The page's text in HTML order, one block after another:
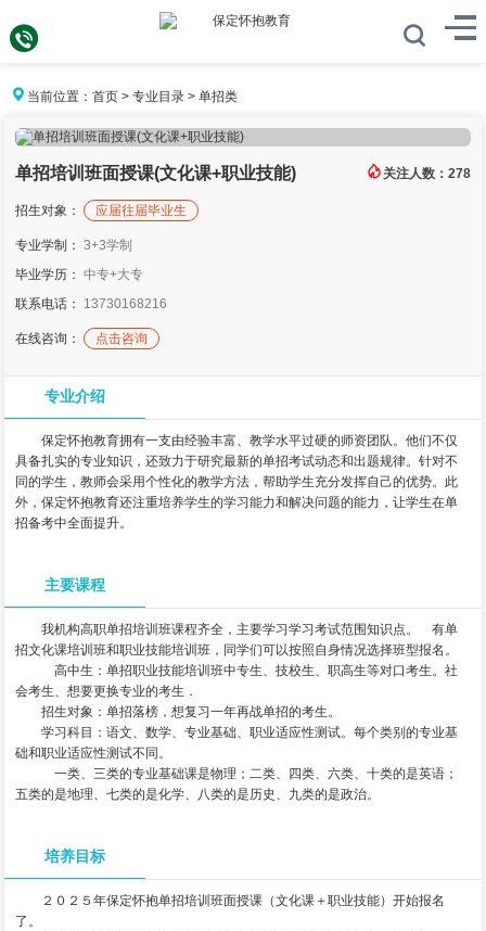
当前位置：首页 >专业目录 >单招类
关注人数： 278
单招培训班面授课(文化课+职业技能)
招生对象： 应届往届毕业生
专业学制：3+3学制
毕业学历：中专+大专
联系电话： 13730168216
在线咨询： 点击咨询
专业介绍
保定怀抱教育拥有一支由经验丰富、教学水平过硬的师资团队。他们不仅
具备扎实的专业知识，还致力于研究最新的单招考试动态和出题规律。针对不
同的学生，教师会采用个性化的教学方法，帮助学生充分发挥自己的优势。此
外，保定怀抱教育还注重培养学生的学习能力和解决问题的能力，让学生在单
招备考中全面提升。
主要课程
我机构高职单招培训班课程齐全，主要学习学习考试范围知识点。 有单
招文化课培训班和职业技能培训班，同学们可以按照自身情况选择班型报名。
高中生：单招职业技能培训班中专生、技校生、职高生等对口考生。社
会考生、想要更换专业的考生．
招生对象：单招落榜，想复习一年再战单招的考生。
学习科目：语文、数学、专业基础、职业适应性测试。每个类别的专业基
础和职业适应性测试不同。
一类、三类的专业基础课是物理；二类、四类、六类、十类的是英语；
五类的是地理、七类的是化学、八类的是历史、九类的是政治。
培养目标
２０２５年保定怀抱单招培训班面授课（文化课＋职业技能）开始报名
了。